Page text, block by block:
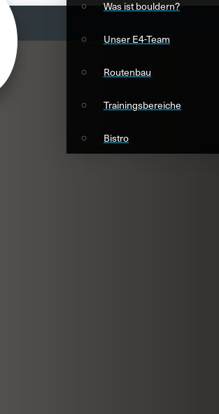
Was ist bouldern?
Unser E4-Team
Routenbau
Trainingsbereiche
Bistro